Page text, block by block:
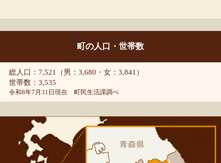
町の人口・世帯数
総人口：7,521（男：3,680・女：3,841）
世帯数：3,535
令和8年7月31日現在 町民生活課調べ